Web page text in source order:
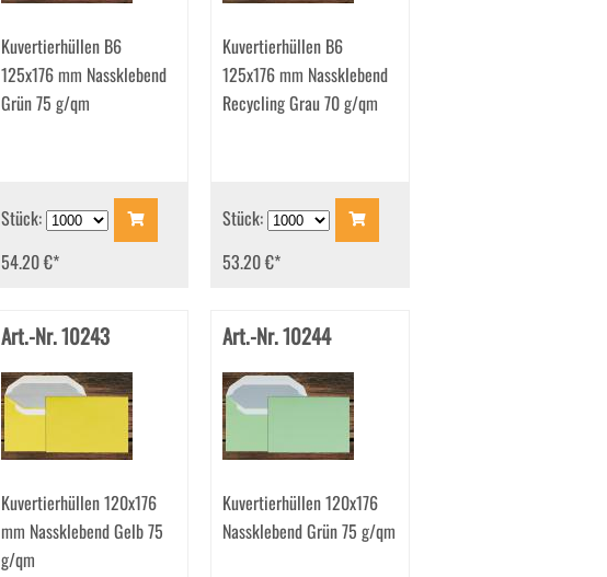
Kuvertierhüllen B6
125x176 mm Nassklebend
Grün 75 g/qm
Stück:
54.20 €*
Kuvertierhüllen B6
125x176 mm Nassklebend
Recycling Grau 70 g/qm
Stück:
53.20 €*
Art.-Nr. 10243
Kuvertierhüllen 120x176
mm Nassklebend Gelb 75
g/qm
Art.-Nr. 10244
Kuvertierhüllen 120x176
Nassklebend Grün 75 g/qm